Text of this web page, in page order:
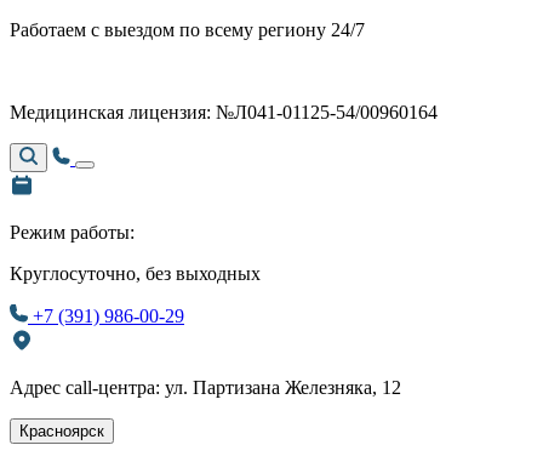
Работаем с выездом по всему региону 24/7
Медицинская лицензия: №Л041-01125-54/00960164
Режим работы:
Круглосуточно, без выходных
+7 (391) 986-00-29
Адрес call-центра: ул. Партизана Железняка, 12
Красноярск